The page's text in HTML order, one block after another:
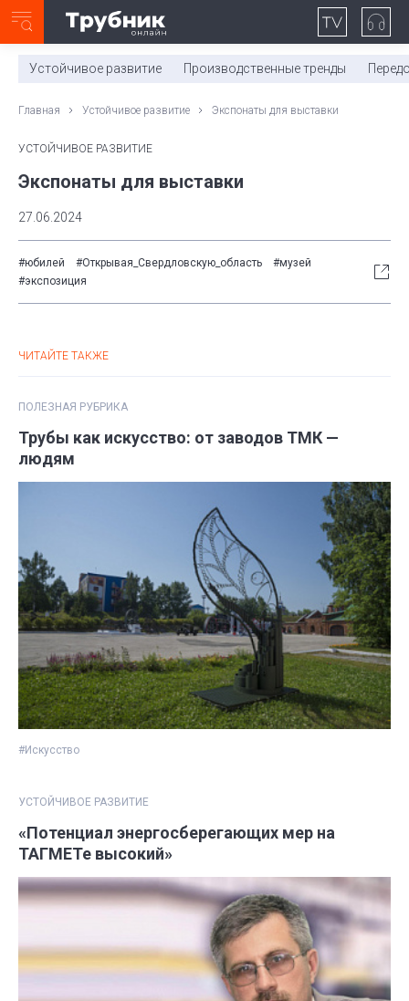
0:00/ 11:03
Устойчивое развитие Производственные тренды
Главная Устойчивое развитие Экспонаты для выставки
УСТОЙЧИВОЕ РАЗВИТИЕ
Экспонаты для выставки
27.06.2024
#юбилей #Открывая_Свердловскую_область
#музей
#экспозиция
ЧИТАЙТЕ ТАКЖЕ
ПОЛЕЗНАЯ РУБРИКА
Трубы как искусство: от заводов ТМК —
людям
#Искусство
УСТОЙЧИВОЕ РАЗВИТИЕ
«Потенциал энергосберегающих мер на
ТАГМЕТе высокий»